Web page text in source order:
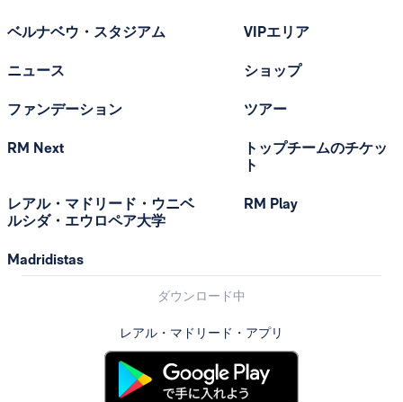
ベルナベウ・スタジアム
ニュース
ファンデーション
RM Next
レアル・マドリード・ウニベ
ルシダ・エウロペア大学
Madridistas
VIPエリア
ショップ
ツアー
トップチームのチケッ
ト
RM Play
ダウンロード中
レアル・マドリード・アプリ